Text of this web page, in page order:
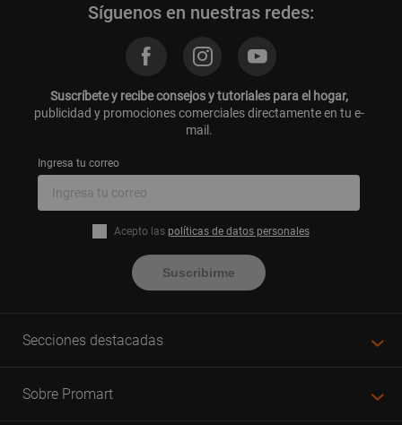
Síguenos en nuestras redes:
Suscríbete y recibe consejos y tutoriales para el hogar,
publicidad y promociones comerciales directamente en tu e-
mail.
Ingresa tu correo
Acepto las políticas de datos personales
Suscribirme
Secciones destacadas
Sobre Promart